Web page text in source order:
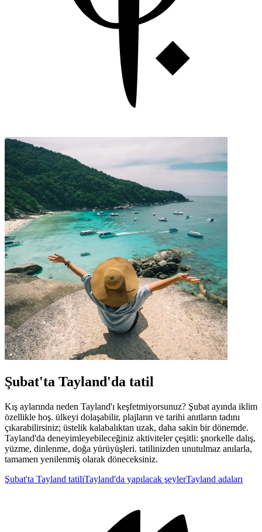
Şubat'ta Tayland'da tatil
Kış aylarında neden Tayland'ı keşfetmiyorsunuz? Şubat ayında iklim
özellikle hoş. ülkeyi dolaşabilir, plajların ve tarihi anıtların tadını
çıkarabilirsiniz; üstelik kalabalıktan uzak, daha sakin bir dönemde.
Tayland'da deneyimleyebileceğiniz aktiviteler çeşitli: şnorkelle dalış,
yüzme, dinlenme, doğa yürüyüşleri. tatilinizden unutulmaz anılarla,
tamamen yenilenmiş olarak döneceksiniz.
Şubat'ta Tayland tatiliTayland'da yapılacak şeylerTayland adaları